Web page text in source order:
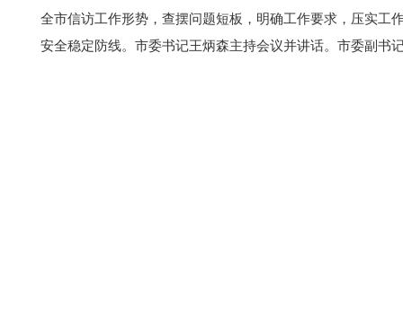
全市信访工作形势，查摆问题短板，明确工作要求，压实工
安全稳定防线。市委书记王炳森主持会议并讲话。市委副书